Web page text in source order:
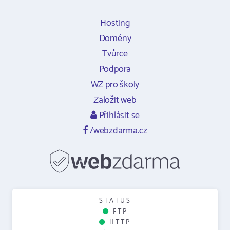
Hosting
Domény
Tvůrce
Podpora
WZ pro školy
Založit web
Přihlásit se
/webzdarma.cz
STATUS
FTP
HTTP